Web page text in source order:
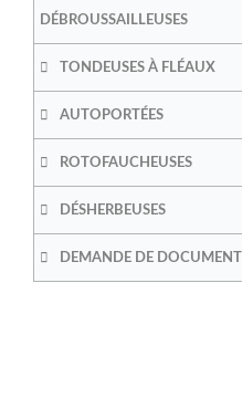
DÉBROUSSAILLEUSES
TONDEUSES À FLÉAUX
AUTOPORTÉES
ROTOFAUCHEUSES
DÉSHERBEUSES
DEMANDE DE DOCUMENT